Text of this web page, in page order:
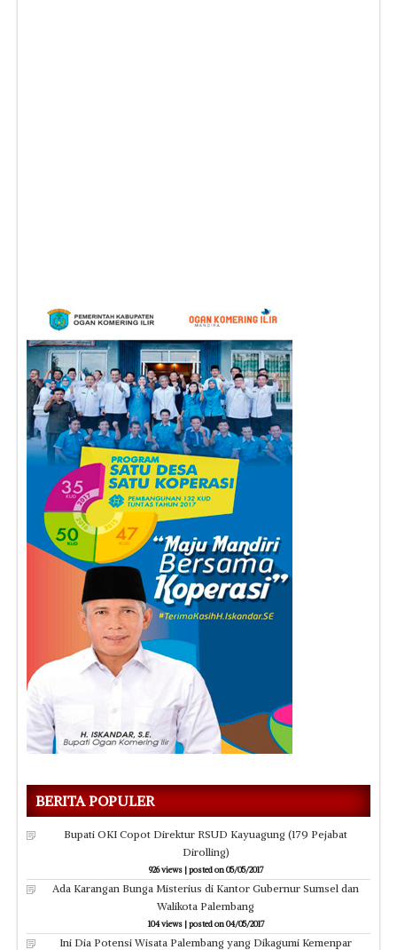
BERITA POPULER
Bupati OKI Copot Direktur RSUD Kayuagung (179 Pejabat
Dirolling)
926 views|posted on 05/05/2017
Ada Karangan Bunga Misterius di Kantor Gubernur Sumsel dan
Walikota Palembang
104 views|posted on 04/05/2017
Ini Dia Potensi Wisata Palembang yang Dikagumi Kemenpar